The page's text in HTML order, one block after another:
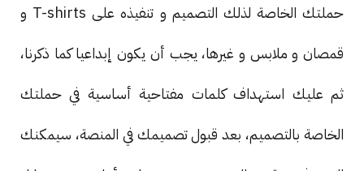
حملتك الخاصة لذلك التصميم و تنفيذه على T-shirts و
قمصان و ملابس و غيرها، يجب أن يكون إبداعيا كما ذكرنا،
ثم عليك استهداف كلمات مفتاحية أساسية في حملتك
الخاصة بالتصميم، بعد قبول تصميمك في المنصة، سيمكنك